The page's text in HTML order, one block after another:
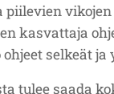
piilevien
kasvattaja
ohjeet selkeät
tulee saada